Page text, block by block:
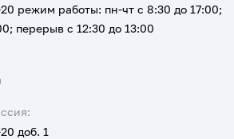
доб. 1
режим работы: пн-чт с 8:30 до 17:00;
перерыв с 12:30 до 13:00